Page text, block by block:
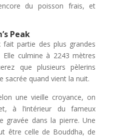
du poisson frais, et
Peak
fait partie des plus grandes
culmine à 2243 mètres
que plusieurs pèlerins
sacrée quand vient la nuit.
vieille croyance, on
à l’intérieur du fameux
gravée dans la pierre. Une
être celle de Bouddha, de